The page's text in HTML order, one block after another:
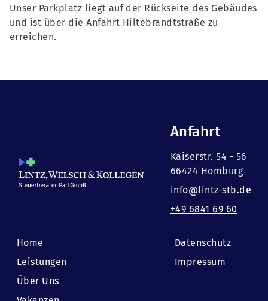
Unser Parkplatz liegt auf der Rückseite des Gebäudes
und ist über die Anfahrt Hiltebrandtstraße zu
erreichen.
Anfahrt
Kaiserstr. 54 - 56
66424 Homburg
info@lintz-stb.de
+49 6841 69 60
Home
Leistungen
Über Uns
Datenschutz
Impressum